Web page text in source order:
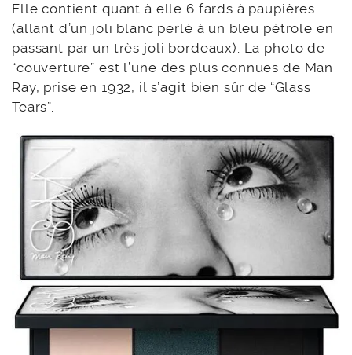
Elle contient quant à elle 6 fards à paupières
(allant d’un joli blanc perlé à un bleu pétrole en
passant par un très joli bordeaux). La photo de
“couverture” est l’une des plus connues de Man
Ray, prise en 1932, il s’agit bien sûr de “Glass
Tears”.